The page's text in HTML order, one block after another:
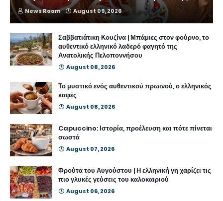
News Room August 09, 2026
Σαββατιάτικη Κουζίνα | Μπάμιες στον φούρνο, το
αυθεντικό ελληνικό λαδερό φαγητό της
Ανατολικής Πελοποννήσου
August 08, 2026
Το μυστικό ενός αυθεντικού πρωινού, ο ελληνικός
καφές
August 08, 2026
Capuccino: Ιστορία, προέλευση και πότε πίνεται
σωστά
August 07, 2026
Φρούτα του Αυγούστου | Η ελληνική γη χαρίζει τις
πιο γλυκές γεύσεις του καλοκαιριού
August 06, 2026